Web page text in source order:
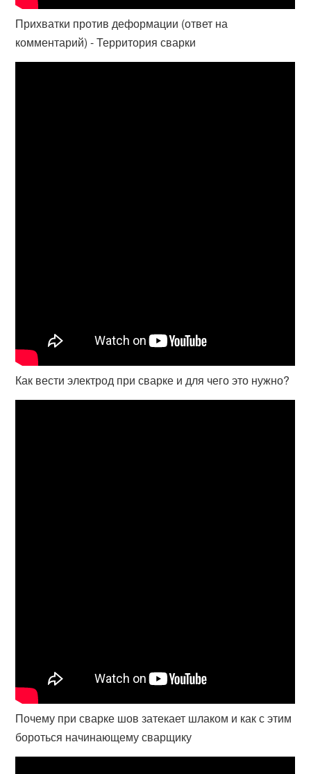
Прихватки против деформации (ответ на
комментарий) - Территория сварки
Как вести электрод при сварке и для чего это нужно?
Почему при сварке шов затекает шлаком и как с этим
бороться начинающему сварщику